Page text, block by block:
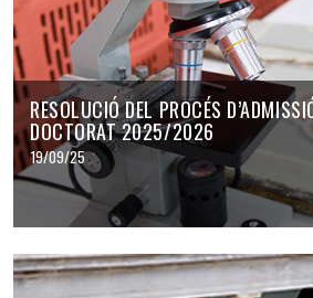
RESOLUCIÓ DEL PROCÉS
DOCTORAT 2025/2026
19/09/25